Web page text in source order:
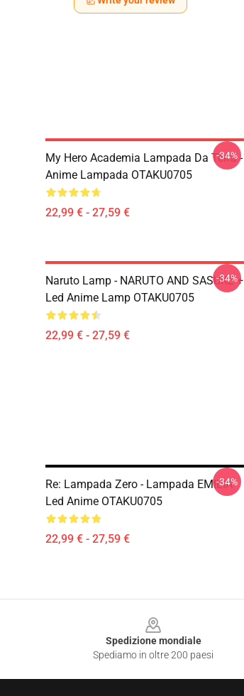
My Hero Academia Lampada Da Terra -
Anime Lampada OTAKU0705
22,99 € - 27,59 €
-34%
Naruto Lamp - NARUTO AND SASUKE +
Led Anime Lamp OTAKU0705
22,99 € - 27,59 €
-34%
Re: Lampada Zero - Lampada EMILIA
Led Anime OTAKU0705
22,99 € - 27,59 €
-34%
Spedizione mondiale
Spediamo in oltre 200 paesi